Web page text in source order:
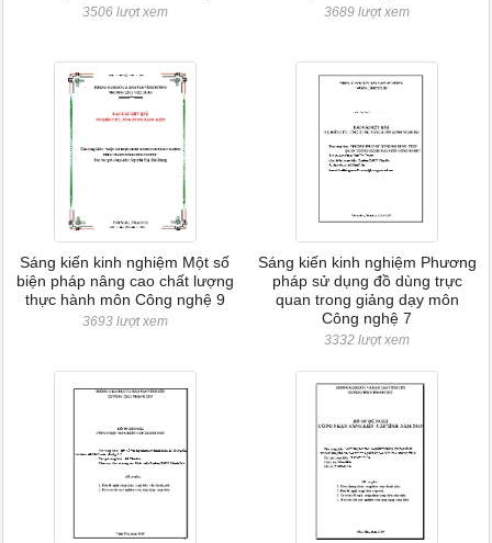
3506 lượt xem 3689 lượt xem
Sáng kiến kinh nghiệm Một số
biện pháp nâng cao chất lượng
thực hành môn Công nghệ 9
3693 lượt xem
Sáng kiến kinh nghiệm Phương
pháp sử dụng đồ dùng trực
quan trong giảng dạy môn
Công nghệ 7
3332 lượt xem